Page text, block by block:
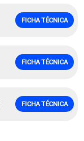
FICHA TÉCNICA
FICHA TÉCNICA
FICHA TÉCNICA